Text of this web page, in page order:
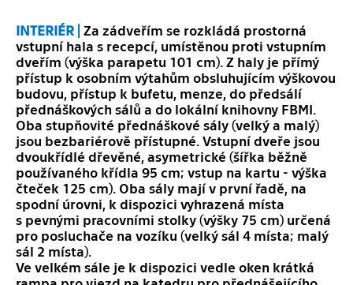
INTERIÉR | Za zádveřím se rozkládá prostorná
vstupní hala s recepcí, umístěnou proti vstupním
dveřím (výška parapetu 101 cm). Z haly je přímý
přístup k osobním výtahům obsluhujícím výškovou
budovu, přístup k bufetu, menze, do předsálí
přednáškových sálů a do lokální knihovny FBMI.
Oba stupňovité přednáškové sály (velký a malý)
jsou bezbariérově přístupné. Vstupní dveře jsou
dvoukřídlé dřevěné, asymetrické (šířka běžně
používaného křídla 95 cm; vstup na kartu - výška
čteček 125 cm). Oba sály mají v první řadě, na
spodní úrovni, k dispozici vyhrazená místa
s pevnými pracovními stolky (výšky 75 cm) určená
pro posluchače na vozíku (velký sál 4 místa; malý
sál 2 místa).
Ve velkém sále je k dispozici vedle oken krátká